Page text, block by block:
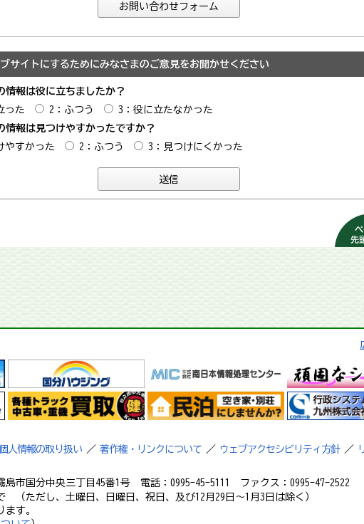
サイトにするためにみなさまのご意見をお聞かせください
情報は役に立ちましたか？
った
2：ふつう
3：役に立たなかった
情報は見つけやすかったですか？
やすかった
2：ふつう 3：見つけにくかった
ペー
人情報の取り扱い ／ 著作権・リンクについて ／ ウェブアクセシビリティ方針 ／
島市国分中央三丁目45番1号 電話：0995-45-5111 ファクス：0995-47-2522
（ただし、土曜日、日曜日、祝日、及び12月29日～1月3日は除く）
す。